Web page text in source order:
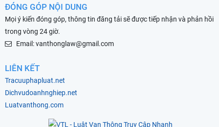
ĐÓNG GÓP NỘI DUNG
Mọi ý kiến đóng góp, thông tin đăng tải sẽ được tiếp nhận và phản hồi
trong vòng 24 giờ.
Email: vanthonglaw@gmail.com
LIÊN KẾT
Tracuuphapluat.net
Dichvudoanhnghiep.net
Luatvanthong.com